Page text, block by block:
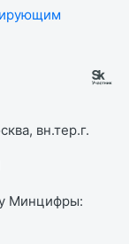
вн.тер.г.
Минцифры: